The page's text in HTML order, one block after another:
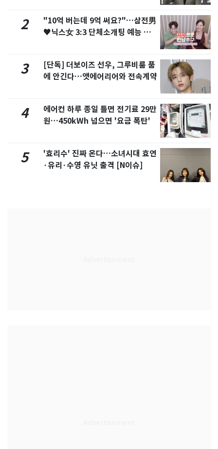
2
"10억 버는데 9억 써요?"…삼전男
♥닉스女 3:3 단체소개팅 예능 화
3
[단독] 더보이즈 선우, 그루비룸 품
에 안긴다…앳에어리어와 전속계약
4
에어컨 하루 종일 틀면 전기료 29만
원…450kWh 넘으면 '요금 폭탄'
5
'효리수' 진짜 온다…소녀시대 효연
·유리·수영 유닛 출격 [N이슈]